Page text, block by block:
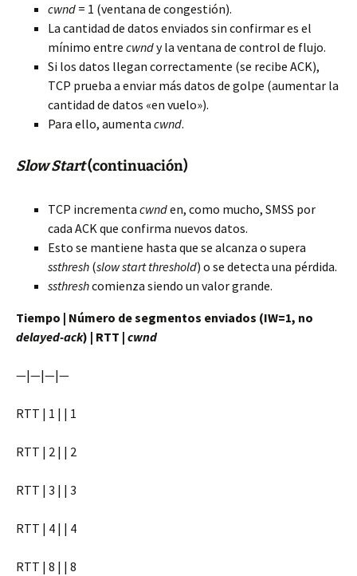
cwnd = 1 (ventana de congestión).
La cantidad de datos enviados sin confirmar es el
mínimo entre cwndy la ventana de control de flujo.
Si los datos llegan correctamente (se recibe ACK),
TCP prueba a enviar más datos de golpe (aumentar la
cantidad de datos «en vuelo»).
Para ello, aumenta cwnd.
Slow Start(continuación)
TCP incrementa cwnden, como mucho, SMSS por
cada ACK que confirma nuevos datos.
Esto se mantiene hasta que se alcanza o supera
ssthresh (slow start threshold) o se detecta una pérdida.
ssthreshcomienza siendo un valor grande.
Tiempo | Número de segmentos enviados (IW=1, no
delayed-ack) | RTT | cwnd
—|—|—|—
RTT | 1 | | 1
RTT | 2 | | 2
RTT | 3 | | 3
RTT | 4 | | 4
RTT | 8 | | 8